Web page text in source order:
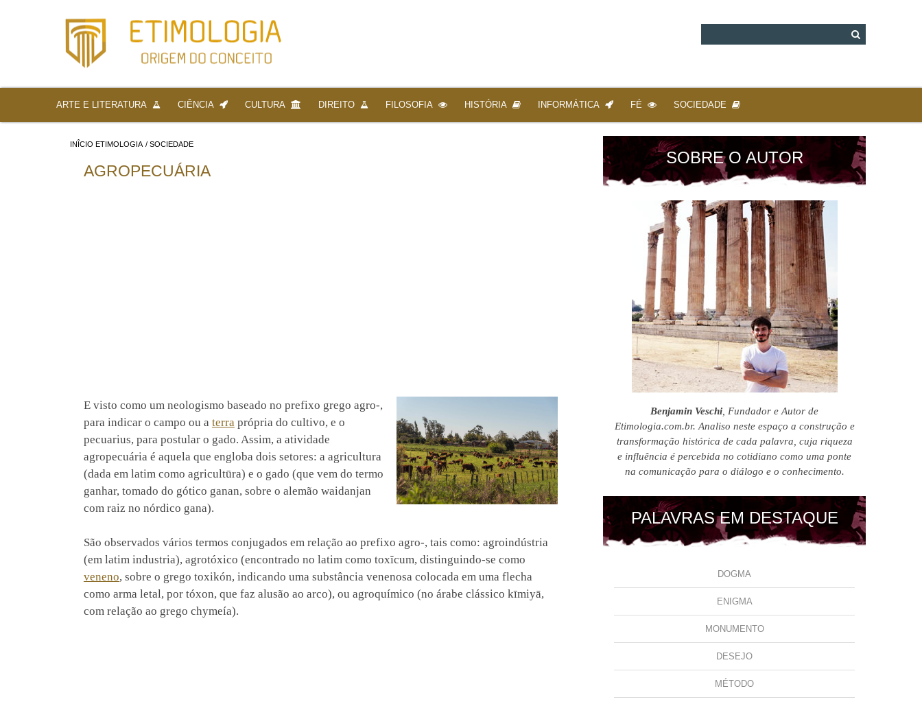
ARTE E LITERATURA CIÊNCIA CULTURA DIREITO FILOSOFIA HISTÓRIA INFORMÁTICA FÉ SOCIEDADE
INÎCIO ETIMOLOGIA / SOCIEDADE
AGROPECUÁRIA
E visto como um neologismo baseado no prefixo grego agro-,
para indicar o campo ou a terraprópria do cultivo, e o
pecuarius, para postular o gado. Assim, a atividade
agropecuária é aquela que engloba dois setores: a agricultura
(dada em latim como agricultūra) e o gado (que vem do termo
ganhar, tomado do gótico ganan, sobre o alemão waidanjan
com raiz no nórdico gana).
São observados vários termos conjugados em relação ao prefixo agro-, tais como: agroindústria
(em latim industria), agrotóxico (encontrado no latim como toxĭcum, distinguindo-se como
veneno, sobre o grego toxikón, indicando uma substância venenosa colocada em uma flecha
como arma letal, por tóxon, que faz alusão ao arco), ou agroquímico (no árabe clássico kīmiyā,
com relação ao grego chymeía).
SOBRE O AUTOR
Benjamin Veschi , Fundador e Autor de
Etimologia.com.br. Analiso neste espaço a construção e
transformação histórica de cada palavra, cuja riqueza
e influência é percebida no cotidiano como uma ponte
na comunicação para o diálogo e o conhecimento.
PALAVRAS EM DESTAQUE
DOGMA
ENIGMA
MONUMENTO
DESEJO
MÉTODO